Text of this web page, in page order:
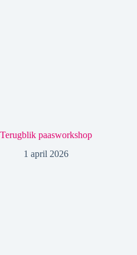
Terugblik paasworkshop
1 april 2026